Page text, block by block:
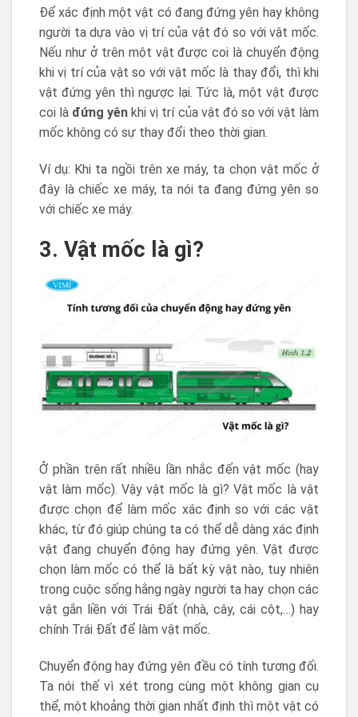
Để xác định một vật có đang đứng yên hay không
người ta dựa vào vị trí của vật đó so với vật mốc.
Nếu như ở trên một vật được coi là chuyển động
khi vị trí của vật so với vật mốc là thay đổi, thì khi
vật đứng yên thì ngược lại. Tức là, một vật được
coi là đứng yên khi vị trí của vật đó so với vật làm
mốc không có sự thay đổi theo thời gian.
Ví dụ: Khi ta ngồi trên xe máy, ta chọn vật mốc ở
đây là chiếc xe máy, ta nói ta đang đứng yên so
với chiếc xe máy.
3. Vật mốc là gì?
Ở phần trên rất nhiều lần nhắc đến vật mốc (hay
vật làm mốc). Vậy vật mốc là gì? Vật mốc là vật
được chọn để làm mốc xác định so với các vật
khác, từ đó giúp chúng ta có thể dễ dàng xác định
vật đang chuyển động hay đứng yên. Vật được
chọn làm mốc có thể là bất kỳ vật nào, tuy nhiên
trong cuộc sống hằng ngày người ta hay chọn các
vật gắn liền với Trái Đất (nhà, cây, cái cột,…) hay
chính Trái Đất để làm vật mốc.
Chuyển động hay đứng yên đều có tính tương đối.
Ta nói thế vì xét trong cùng một không gian cụ
thể, một khoảng thời gian nhất định thì một vật có